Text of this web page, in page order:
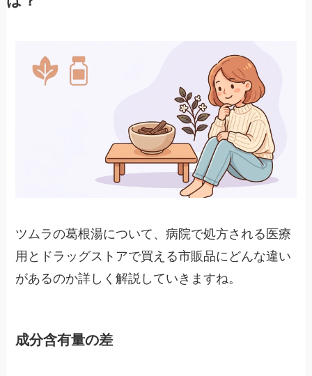
ツムラの葛根湯について、病院で処方される医療
用とドラッグストアで買える市販品にどんな違い
があるのか詳しく解説していきますね。
成分含有量の差